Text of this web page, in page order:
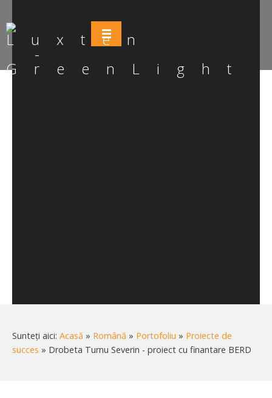
Sunteți aici: Acasă » Română » Portofoliu » Proiecte de
succes » Drobeta Turnu Severin - proiect cu finantare BERD